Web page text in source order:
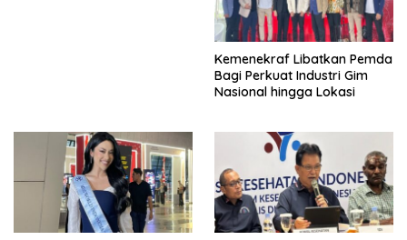
Kemenekraf Libatkan Pemda
Bagi Perkuat Industri Gim
Nasional hingga Lokasi